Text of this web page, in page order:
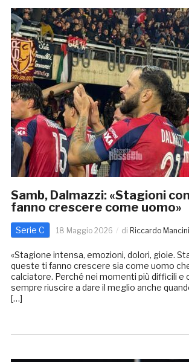
Samb, Dalmazzi: «Stagioni
fanno crescere come uomo»
Serie C 18 Maggio 2026 di Riccardo Mancini
«Stagione intensa, emozioni, dolori, gioie.
queste ti fanno crescere sia come uomo
calciatore. Perché nei momenti più difficili e
sempre riuscire a dare il meglio anche
[…]